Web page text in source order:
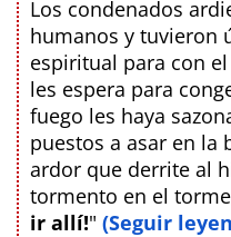
Los condenados
humanos y tuvieron
espiritual para con
les espera para
fuego les haya
puestos a asar en la
ardor que derrite al
tormento en el
ir allí!" (Seguir